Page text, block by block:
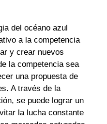
del océano azul
a la competencia
y crear nuevos
la competencia sea
una propuesta de
A través de la
se puede lograr un
la lucha constante